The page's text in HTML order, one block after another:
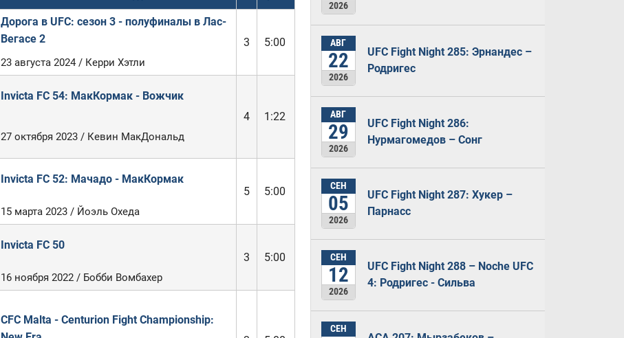
Дорога в UFC: сезон 3 - полуфиналы в Лас-
Вегасе 2
3 5:00
23 августа 2024 / Керри Хэтли
Invicta FC 54: МакКормак - Вожчик
4
1:22
27 октября 2023 / Кевин МакДональд
Invicta FC 52: Мачадо - МакКормак
5
5:00
15 марта 2023 / Йоэль Охеда
Invicta FC 50
3
5:00
16 ноября 2022 / Бобби Вомбахер
CFC Malta - Centurion Fight Championship:
2026
АВГ
22
2026
UFC Fight Night 285: Эрнандес –
Родригес
АВГ
29
2026
UFC Fight Night 286:
Нурмагомедов – Сонг
СЕН
05
2026
UFC Fight Night 287: Хукер –
Парнасс
СЕН
12
2026
UFC Fight Night 288 – Noche UFC
4: Родригес - Сильва
СЕН